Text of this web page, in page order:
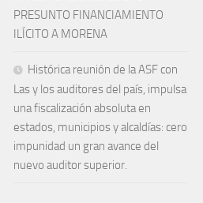
PRESUNTO FINANCIAMIENTO
ILÍCITO A MORENA
Histórica reunión de la ASF con
Las y los auditores del país, impulsa
una fiscalización absoluta en
estados, municipios y alcaldías: cero
impunidad un gran avance del
nuevo auditor superior.